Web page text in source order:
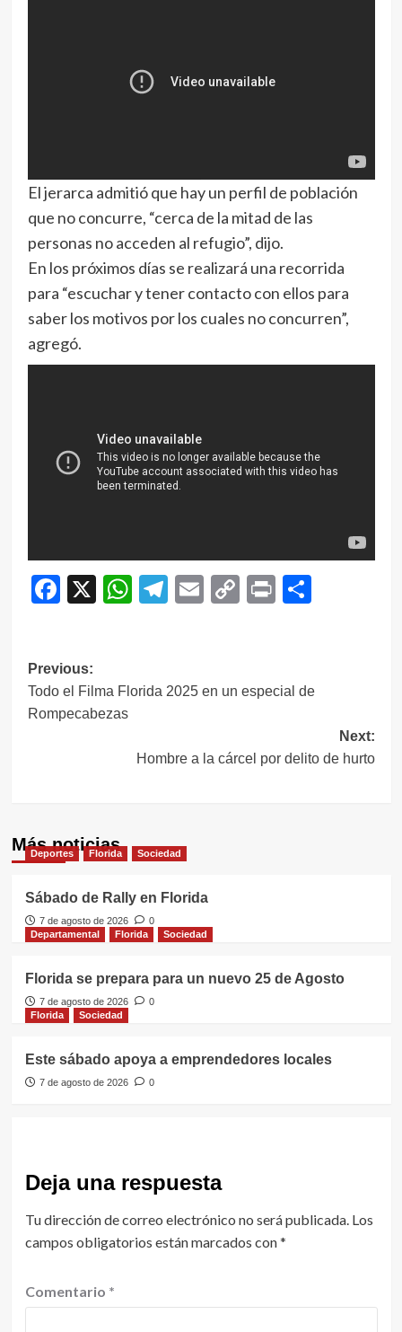
El jerarca admitió que hay un perfil de población
que no concurre, “cerca de la mitad de las
personas no acceden al refugio”, dijo.
En los próximos días se realizará una recorrida
para “escuchar y tener contacto con ellos para
saber los motivos por los cuales no concurren”,
agregó.
Facebook
X WhatsApp
Telegram
EmailCopy
Print
Navegación
de
entradas
Previous:
Todo el Filma Florida 2025 en un especial de
Rompecabezas
Next:
Hombre a la cárcel por delito de hurto
Más noticias
Deportes Florida Sociedad
Sábado de Rally en Florida
7 de agosto de 2026
0
Departamental
Florida Sociedad
Florida se prepara para un nuevo 25 de Agosto
7 de agosto de 2026
0
Florida
Sociedad
Este sábado apoya a emprendedores locales
7 de agosto de 2026 0
Deja una respuesta
Tu dirección de correo electrónico no será publicada. Los
campos obligatorios están marcados con*
Comentario *